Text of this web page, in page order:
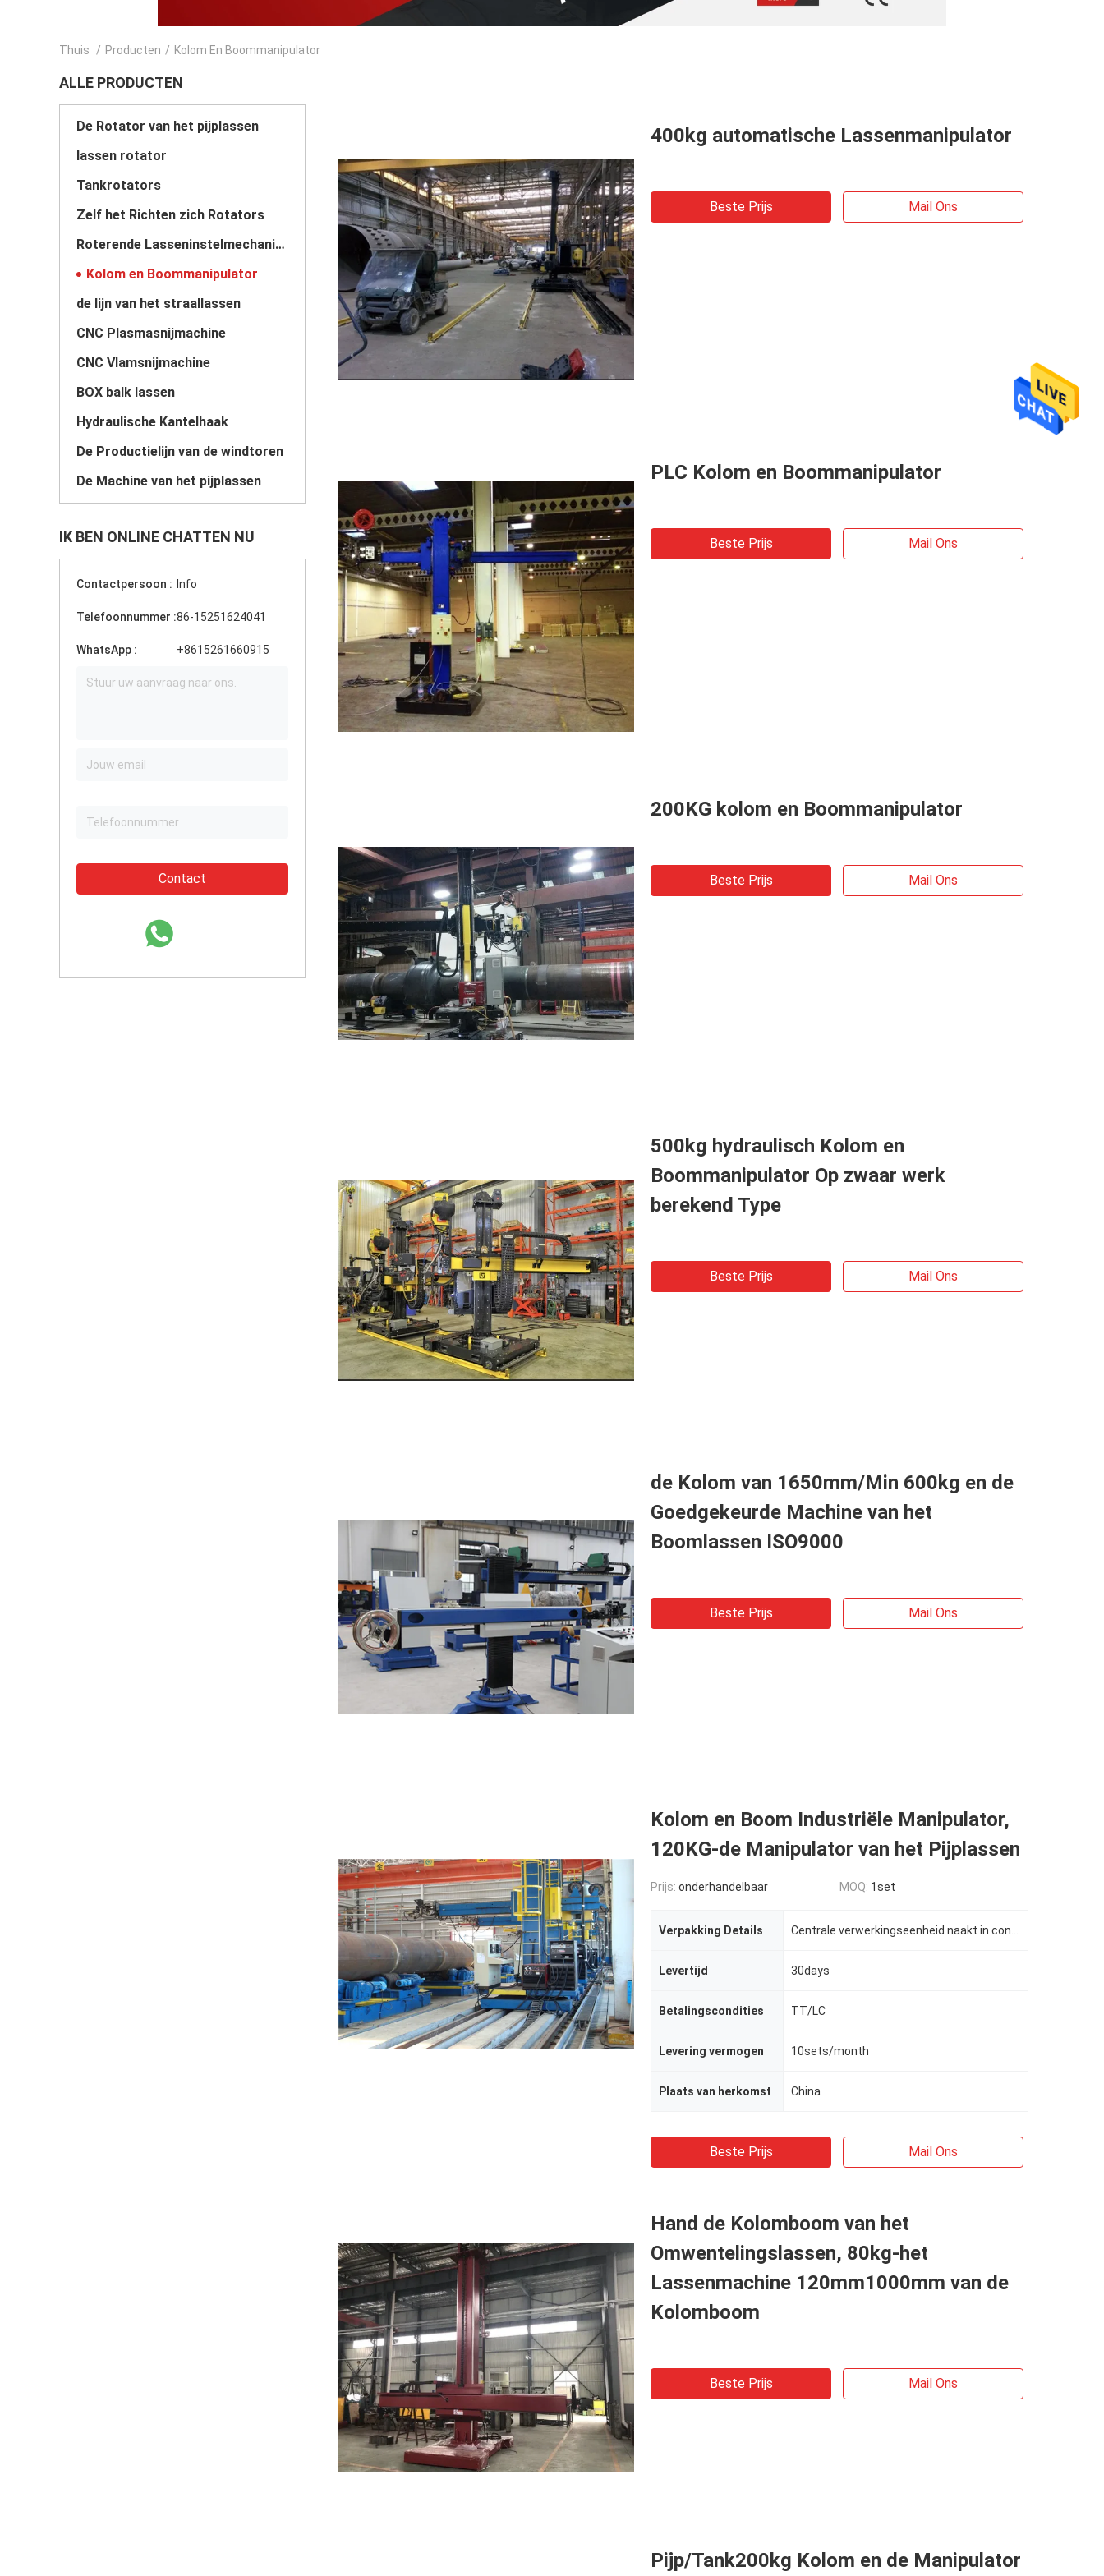
Thuis / Producten / Kolom En Boommanipulator
ALLE PRODUCTEN
De Rotator van het pijplassen
lassen rotator
Tankrotators
Zelf het Richten zich Rotators
Roterende Lasseninstelmechanismen
Kolom en Boommanipulator
de lijn van het straallassen
CNC Plasmasnijmachine
CNC Vlamsnijmachine
BOX balk lassen
Hydraulische Kantelhaak
De Productielijn van de windtoren
De Machine van het pijplassen
IK BEN ONLINE CHATTEN NU
Contactpersoon : Info
Telefoonnummer :86-15251624041
WhatsApp : +8615261660915
Contact
400kg automatische Lassenmanipulator
Beste Prijs Mail Ons
PLC Kolom en Boommanipulator
Beste Prijs Mail Ons
200KG kolom en Boommanipulator
Beste Prijs Mail Ons
500kg hydraulisch Kolom en
Boommanipulator Op zwaar werk
berekend Type
Beste Prijs Mail Ons
de Kolom van 1650mm/Min 600kg en de
Goedgekeurde Machine van het
Boomlassen ISO9000
Beste Prijs Mail Ons
Kolom en Boom Industriële Manipulator,
120KG-de Manipulator van het Pijplassen
Prijs: onderhandelbaar MOQ: 1set
Verpakking Details
Levertijd 30days
Betalingscondities TT/LC
Levering vermogen 10sets/month
Plaats van herkomst China
Beste Prijs Mail Ons
Hand de Kolomboom van het
Omwentelingslassen, 80kg-het
Lassenmachine 120mm1000mm van de
Kolomboom
Beste Prijs Mail Ons
Pijp/Tank200kg Kolom en de Manipulator